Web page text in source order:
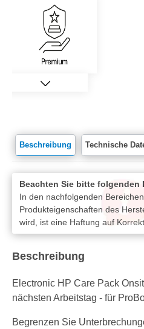
Beschreibung Technische
Beachten Sie bitte folgenden
In den nachfolgenden
Produkteigenschaften des
wird, ist eine Haftung auf
Beschreibung
Electronic HP Care Pack
nächsten Arbeitstag - für
Begrenzen Sie